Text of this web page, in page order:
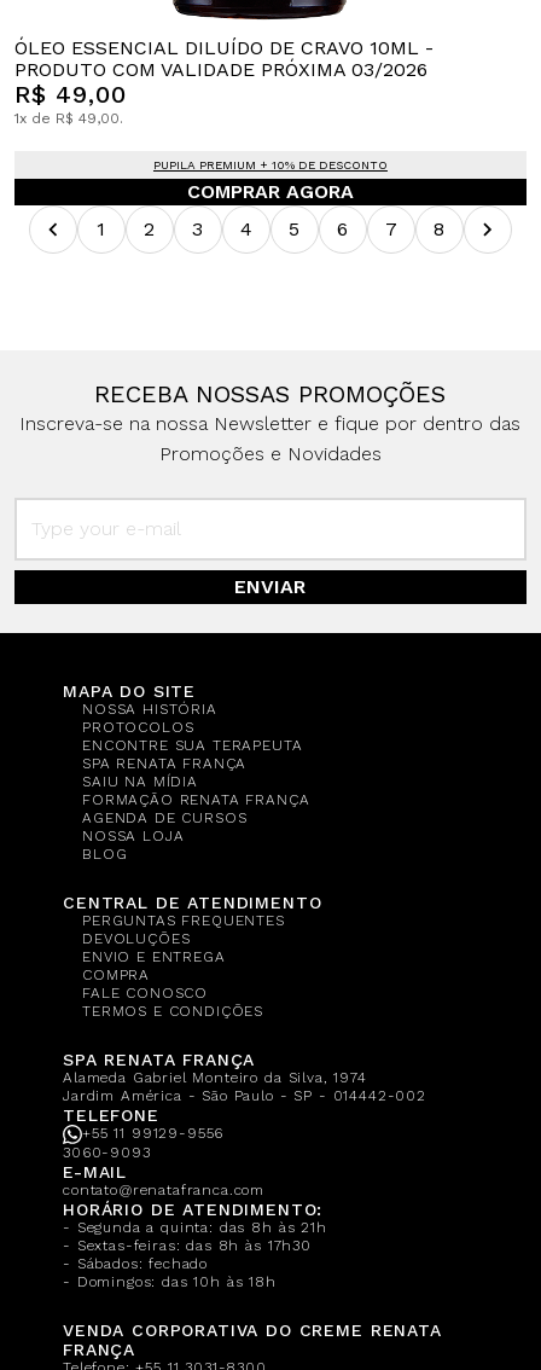
ÓLEO ESSENCIAL DILUÍDO DE CRAVO 10ML -
PRODUTO COM VALIDADE PRÓXIMA 03/2026
R$ 49,00
1x de R$ 49,00.
PUPILA PREMIUM + 10% DE DESCONTO
COMPRAR AGORA
1
2 3 4 5 6 7 8
RECEBA NOSSAS PROMOÇÕES
Inscreva-se na nossa Newsletter e fique por dentro das
Promoções e Novidades
ENVIAR
MAPA DO SITE
NOSSA HISTÓRIA
PROTOCOLOS
ENCONTRE SUA TERAPEUTA
SPA RENATA FRANÇA
SAIU NA MÍDIA
FORMAÇÃO RENATA FRANÇA
AGENDA DE CURSOS
NOSSA LOJA
BLOG
CENTRAL DE ATENDIMENTO
PERGUNTAS FREQUENTES
DEVOLUÇÕES
ENVIO E ENTREGA
COMPRA
FALE CONOSCO
TERMOS E CONDIÇÕES
SPA RENATA FRANÇA
Alameda Gabriel Monteiro da Silva, 1974
Jardim América - São Paulo - SP - 014442-002
TELEFONE
+55 11 99129-9556
3060-9093
E-MAIL
contato@renatafranca.com
HORÁRIO DE ATENDIMENTO:
- Segunda a quinta: das 8h às 21h
- Sextas-feiras: das 8h às 17h30
- Sábados: fechado
- Domingos: das 10h às 18h
VENDA CORPORATIVA DO CREME RENATA
FRANÇA